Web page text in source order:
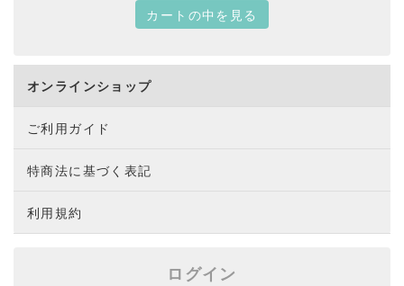
カートの中を見る
オンラインショップ
ご利用ガイド
特商法に基づく表記
利用規約
ログイン